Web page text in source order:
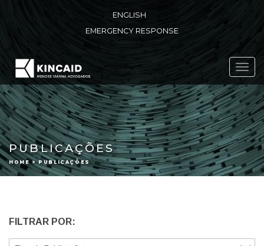
ENGLISH
EMERGENCY RESPONSE
PUBLICAÇÕES
HOME > PUBLICAÇÕES
FILTRAR POR: